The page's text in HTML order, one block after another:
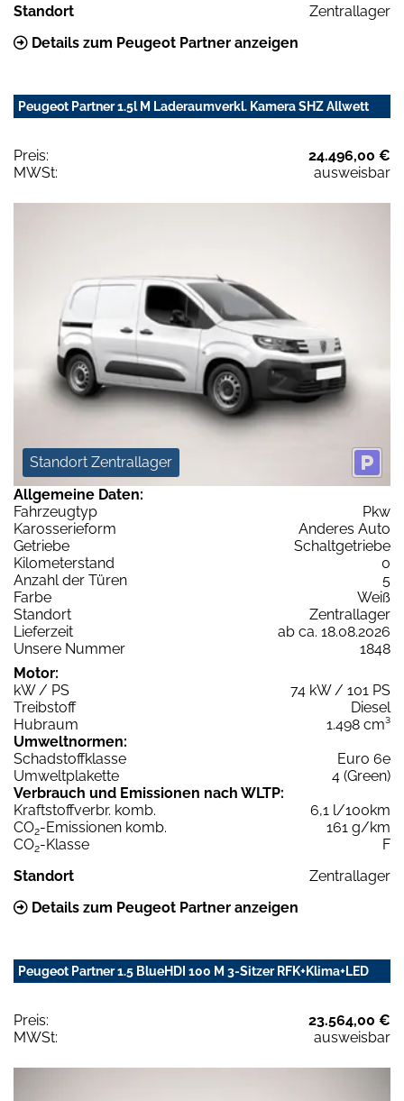
Standort
Zentrallager
Details zum Peugeot Partner anzeigen
Peugeot Partner 1.5l M Laderaumverkl. Kamera SHZ Allwett
Preis:
24.496,00 €
MWSt:
ausweisbar
Standort Zentrallager
Allgemeine Daten:
Fahrzeugtyp
Pkw
Karosserieform
Anderes Auto
Getriebe
Schaltgetriebe
Kilometerstand
0
Anzahl der Türen
5
Farbe
Weiß
Standort
Zentrallager
Lieferzeit
ab ca. 18.08.2026
Unsere Nummer
1848
Motor:
kW / PS
74 kW / 101 PS
Treibstoff
Diesel
Hubraum
1.498 cm³
Umweltnormen:
Schadstoffklasse
Euro 6e
Umweltplakette
4 (Green)
Verbrauch und Emissionen nach WLTP:
Kraftstoffverbr. komb.
6,1 l/100km
CO2-Emissionen komb.
161 g/km
CO2-Klasse
F
Standort
Zentrallager
Details zum Peugeot Partner anzeigen
Peugeot Partner 1.5 BlueHDI 100 M 3-Sitzer RFK+Klima+LED
Preis:
23.564,00 €
MWSt:
ausweisbar